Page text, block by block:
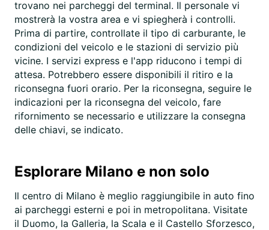
trovano nei parcheggi del terminal. Il personale vi
mostrerà la vostra area e vi spiegherà i controlli.
Prima di partire, controllate il tipo di carburante, le
condizioni del veicolo e le stazioni di servizio più
vicine. I servizi express e l'app riducono i tempi di
attesa. Potrebbero essere disponibili il ritiro e la
riconsegna fuori orario. Per la riconsegna, seguire le
indicazioni per la riconsegna del veicolo, fare
rifornimento se necessario e utilizzare la consegna
delle chiavi, se indicato.
Esplorare Milano e non solo
Il centro di Milano è meglio raggiungibile in auto fino
ai parcheggi esterni e poi in metropolitana. Visitate
il Duomo, la Galleria, la Scala e il Castello Sforzesco,